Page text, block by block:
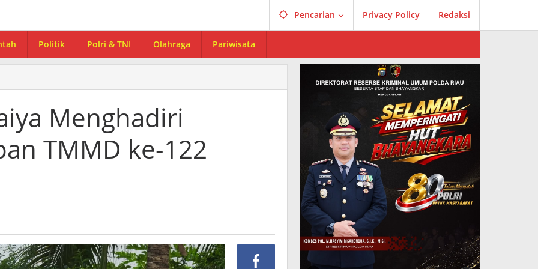
Pencarian Privacy Policy Redaksi
Politik Polri & TNI Olahraga Pariwisata
Menghadiri
TMMD ke-122